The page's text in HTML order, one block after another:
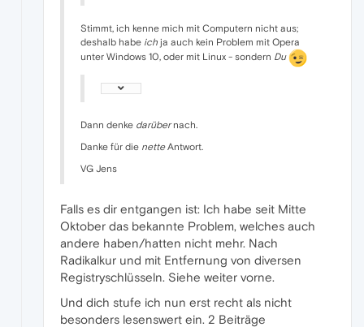
Stimmt, ich kenne mich mit Computern nicht aus;
deshalb habe ich ja auch kein Problem mit Opera
unter Windows 10, oder mit Linux - sondern Du
Dann denke darübernach.
Danke für die netteAntwort.
VG Jens
Falls es dir entgangen ist: Ich habe seit Mitte
Oktober das bekannte Problem, welches auch
andere haben/hatten nicht mehr. Nach
Radikalkur und mit Entfernung von diversen
Registryschlüsseln. Siehe weiter vorne.
Und dich stufe ich nun erst recht als nicht
besonders lesenswert ein. 2 Beiträge